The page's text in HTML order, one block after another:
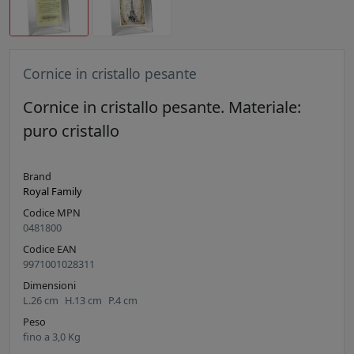
Cornice in cristallo pesante
Cornice in cristallo pesante. Materiale:
puro cristallo
Brand
Royal Family
Codice MPN
0481800
Codice EAN
9971001028311
Dimensioni
L.26 cm H.13 cm P.4 cm
Peso
fino a 3,0 Kg